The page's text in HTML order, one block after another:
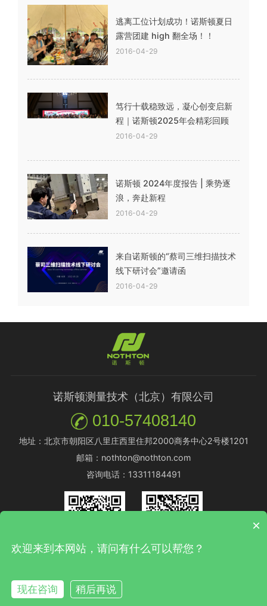
逃离工位计划成功！诺斯顿夏日
露营团建 high 翻全场！！
2016-04-29
笃行十载稳致远，凝心创变启新
程｜诺斯顿2025年会精彩回顾
2016-04-29
诺斯顿 2024年度报告 | 乘势逐
浪，奔赴新程
2016-04-29
来自诺斯顿的“蔡司三维扫描技术
线下研讨会”邀请函
2016-04-29
诺斯顿测量技术（北京）有限公司
010-57408140
地址：北京市朝阳区八里庄西里住邦2000商务中心2号楼1201
邮箱：nothton@nothton.com
咨询电话：13311184491
Copyright©2016-2026 诺斯顿测量技术(北京)有限公司 All Rights
×
欢迎来到本网站，请问有什么可以帮您？
现在咨询 稍后再说